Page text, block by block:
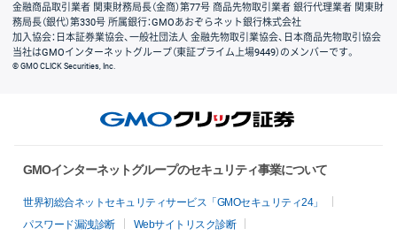
金融商品取引業者 関東財務局長（金商）第77号 商品先物取引業者 銀行代理業者 関東財
務局長（銀代）第330号 所属銀行：GMOあおぞらネット銀行株式会社
加入協会：日本証券業協会、一般社団法人 金融先物取引業協会、日本商品先物取引協会
当社はGMOインターネットグループ（東証プライム上場9449）のメンバーです。
© GMO CLICK Securities, Inc.
GMOインターネットグループのセキュリティ事業について
世界初総合ネットセキュリティサービス「GMOセキュリティ24」
パスワード漏洩診断
Webサイトリスク診断